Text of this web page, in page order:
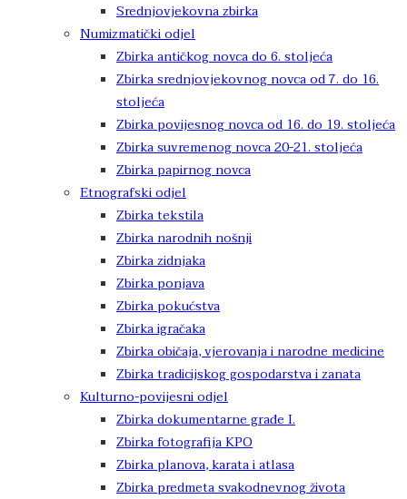
Srednjovjekovna zbirka
Numizmatički odjel
Zbirka antičkog novca do 6. stoljeća
Zbirka srednjovjekovnog novca od 7. do 16.
stoljeća
Zbirka povijesnog novca od 16. do 19. stoljeća
Zbirka suvremenog novca 20-21. stoljeća
Zbirka papirnog novca
Etnografski odjel
Zbirka tekstila
Zbirka narodnih nošnji
Zbirka zidnjaka
Zbirka ponjava
Zbirka pokućstva
Zbirka igračaka
Zbirka običaja, vjerovanja i narodne medicine
Zbirka tradicijskog gospodarstva i zanata
Kulturno-povijesni odjel
Zbirka dokumentarne građe I.
Zbirka fotografija KPO
Zbirka planova, karata i atlasa
Zbirka predmeta svakodnevnog života